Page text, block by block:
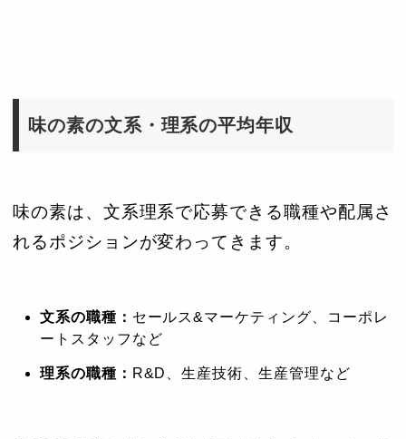
味の素の文系・理系の平均年収
味の素は、文系理系で応募できる職種や配属さ
れるポジションが変わってきます。
文系の職種： セールス&マーケティング、コーポレ
ートスタッフなど
理系の職種： R&D、生産技術、生産管理など